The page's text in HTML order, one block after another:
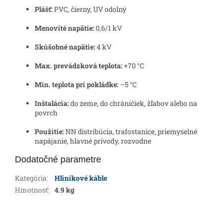
Plášť:PVC, čierny, UV odolný
Menovité napätie:0,6/1 kV
Skúšobné napätie:4 kV
Max. prevádzková teplota:+70 °C
Min. teplota pri pokládke: –5 °C
Inštalácia:do zeme, do chráničiek, žľabov alebo na
povrch
Použitie:NN distribúcia, trafostanice, priemyselné
napájanie, hlavné prívody, rozvodne
Dodatočné parametre
Kategória:
Hliníkové káble
Hmotnosť: 4.9 kg